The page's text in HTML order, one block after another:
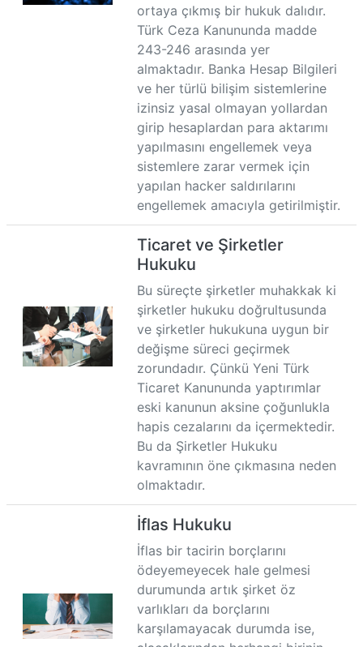
ortaya çıkmış bir hukuk dalıdır.
Türk Ceza Kanununda madde
243-246 arasında yer
almaktadır. Banka Hesap Bilgileri
ve her türlü bilişim sistemlerine
izinsiz yasal olmayan yollardan
girip hesaplardan para aktarımı
yapılmasını engellemek veya
sistemlere zarar vermek için
yapılan hacker saldırılarını
engellemek amacıyla getirilmiştir.
Ticaret ve Şirketler
Hukuku
Bu süreçte şirketler muhakkak ki
şirketler hukuku doğrultusunda
ve şirketler hukukuna uygun bir
değişme süreci geçirmek
zorundadır. Çünkü Yeni Türk
Ticaret Kanununda yaptırımlar
eski kanunun aksine çoğunlukla
hapis cezalarını da içermektedir.
Bu da Şirketler Hukuku
kavramının öne çıkmasına neden
olmaktadır.
İflas Hukuku
İflas bir tacirin borçlarını
ödeyemeyecek hale gelmesi
durumunda artık şirket öz
varlıkları da borçlarını
karşılamayacak durumda ise,